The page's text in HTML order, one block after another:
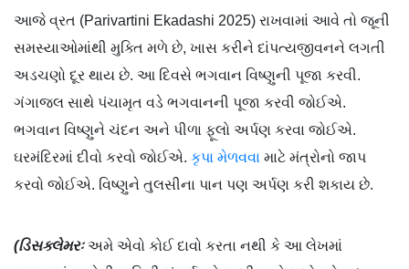
આજે વ્રત (Parivartini Ekadashi 2025) રાખવામાં આવે તો જૂની
સમસ્યાઓમાંથી મુક્તિ મળે છે, ખાસ કરીને દાંપત્યજીવનને લગતી
અડચણો દૂર થાય છે. આ દિવસે ભગવાન વિષ્ણુની પૂજા કરવી.
ગંગાજલ સાથે પંચામૃત વડે ભગવાનની પૂજા કરવી જોઈએ.
ભગવાન વિષ્ણુને ચંદન અને પીળા ફૂલો અર્પણ કરવા જોઈએ.
ઘરમંદિરમાં દીવો કરવો જોઈએ. કૃપા મેળવવા માટે મંત્રોનો જાપ
કરવો જોઈએ. વિષ્ણુને તુલસીના પાન પણ અર્પણ કરી શકાય છે.
(ડિસક્લેમરઃઅમે એવો કોઈ દાવો કરતા નથી કે આ લેખમાં